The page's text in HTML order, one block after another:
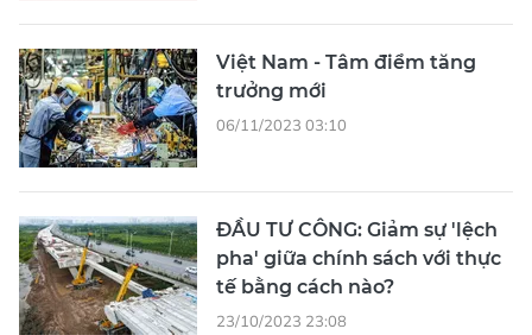
Việt Nam - Tâm điểm tăng
trưởng mới
06/11/2023 03:10
ĐẦU TƯ CÔNG: Giảm sự 'lệch
pha' giữa chính sách với thực
tế bằng cách nào?
23/10/2023 23:08